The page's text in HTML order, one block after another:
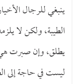
ينبغي للرجال
الطيبة، ولكن لا
يطلق، وإن صبرت هي
ليست في حاجة إلى